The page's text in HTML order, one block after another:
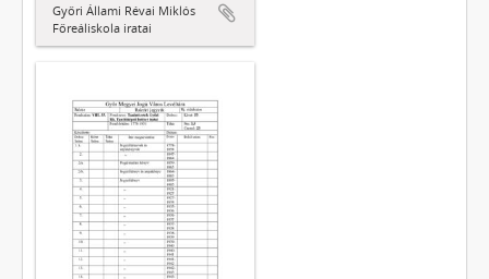
Győri Állami Révai Miklós
Főreáliskola iratai